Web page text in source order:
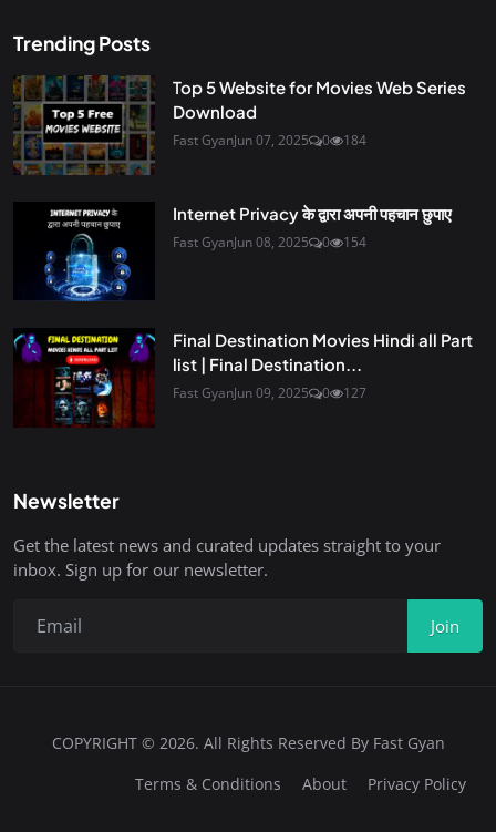
Trending Posts
Top 5 Website for Movies Web Series
Download
Fast GyanJun 07, 2025 0 184
Internet Privacy के द्वारा अपनी पहचान छुपाए
Fast GyanJun 08, 2025 0 154
Final Destination Movies Hindi all Part
list | Final Destination...
Fast GyanJun 09, 2025 0 127
Newsletter
Get the latest news and curated updates straight to your
inbox. Sign up for our newsletter.
Join
COPYRIGHT © 2026. All Rights Reserved By Fast Gyan
Terms & Conditions
About Privacy Policy